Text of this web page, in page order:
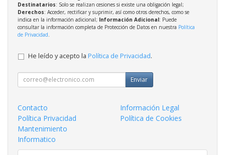
Destinatarios: Solo se realizan cesiones si existe una obligación legal;
Derechos: Acceder, rectificar y suprimir, así como otros derechos, como se
indica en la información adicional; Información Adicional: Puede
consultar la información completa de Protección de Datos en nuestra Política
de Privacidad
He leído y acepto la Política de Privacidad.
Enviar
Contacto
Información Legal
Política Privacidad
Política de Cookies
Mantenimiento
Informatico